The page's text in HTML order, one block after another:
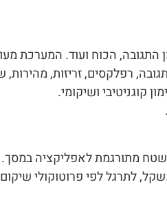
התגובה, הכוח ועוד. המערכת
רפלקסים, זריזות,
קוגניטיבי ושיקומי.
מתורגמת לאפליקציה במסך.
לתרגל לפי פרוטוקולי